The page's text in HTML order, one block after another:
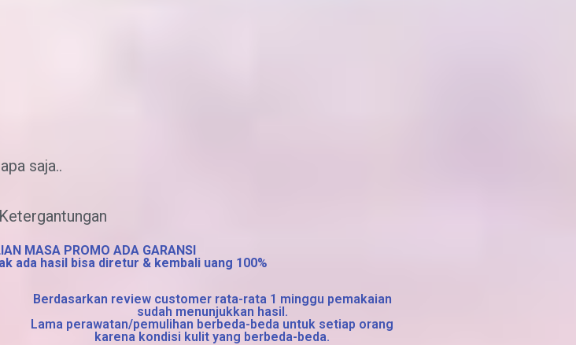
saja..
MASA PROMO ADA GARANSI
ada hasil bisa diretur & kembali uang 100%
Berdasarkan review customer rata-rata 1 minggu pemakaian
sudah menunjukkan hasil.
Lama perawatan/pemulihan berbeda-beda untuk setiap orang
karena kondisi kulit yang berbeda-beda.